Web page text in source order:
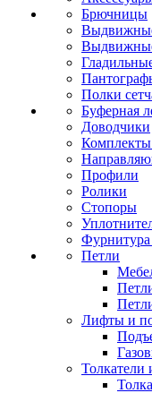
Брючницы
Полки
Буферная
Доводчики
Комплекты
Профили
Ролики
Стопоры
Петли
Лифты и
Толкатели